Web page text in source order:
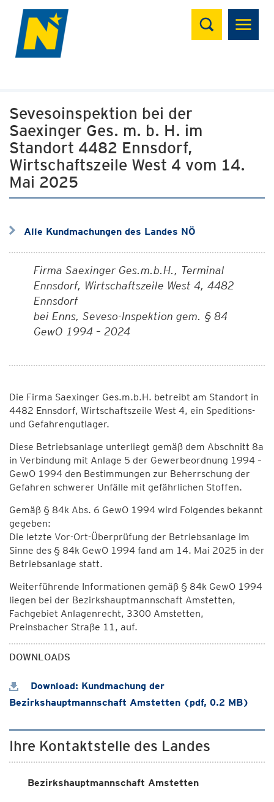
Suchen
Sevesoinspektion bei der
Saexinger Ges. m. b. H. im
Standort 4482 Ennsdorf,
Wirtschaftszeile West 4 vom 14.
Mai 2025
Alle Kundmachungen des Landes NÖ
Firma Saexinger Ges.m.b.H., Terminal
Ennsdorf, Wirtschaftszeile West 4, 4482
Ennsdorf
bei Enns, Seveso-Inspektion gem. § 84
GewO 1994 – 2024
Die Firma Saexinger Ges.m.b.H. betreibt am Standort in
4482 Ennsdorf, Wirtschaftszeile West 4, ein Speditions-
und Gefahrengutlager.
Diese Betriebsanlage unterliegt gemäß dem Abschnitt 8a
in Verbindung mit Anlage 5 der Gewerbeordnung 1994 –
GewO 1994 den Bestimmungen zur Beherrschung der
Gefahren schwerer Unfälle mit gefährlichen Stoffen.
Gemäß § 84k Abs. 6 GewO 1994 wird Folgendes bekannt
gegeben:
Die letzte Vor-Ort-Überprüfung der Betriebsanlage im
Sinne des § 84k GewO 1994 fand am 14. Mai 2025 in der
Betriebsanlage statt.
Weiterführende Informationen gemäß § 84k GewO 1994
liegen bei der Bezirkshauptmannschaft Amstetten,
Fachgebiet Anlagenrecht, 3300 Amstetten,
Preinsbacher Straße 11, auf.
DOWNLOADS
Download: Kundmachung der
Bezirkshauptmannschaft Amstetten (pdf, 0.2 MB)
Ihre Kontaktstelle des Landes
Bezirkshauptmannschaft Amstetten